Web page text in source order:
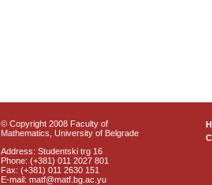
© Copyright 2008 Faculty of
Mathematics, University of Belgrade
Address: Studentski trg 16
Phone: (+381) 011 2027 801
Fax: (+381) 011 2630 151
E-mail: matf@matf.bg.ac.yu